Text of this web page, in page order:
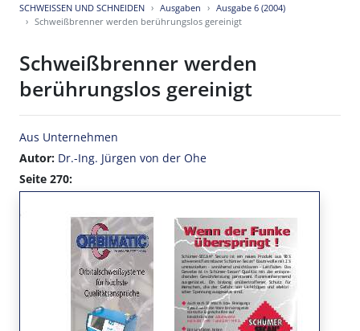
SCHWEISSEN UND SCHNEIDEN Ausgaben
Ausgabe 6 (2004)
Schweißbrenner werden berührungslos gereinigt
Schweißbrenner werden
berührungslos gereinigt
Aus Unternehmen
Autor: Dr.-Ing. Jürgen von der Ohe
Seite 270: